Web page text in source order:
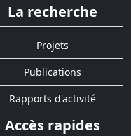
La recherche
Projets
Publications
Rapports d'activité
Accès rapides